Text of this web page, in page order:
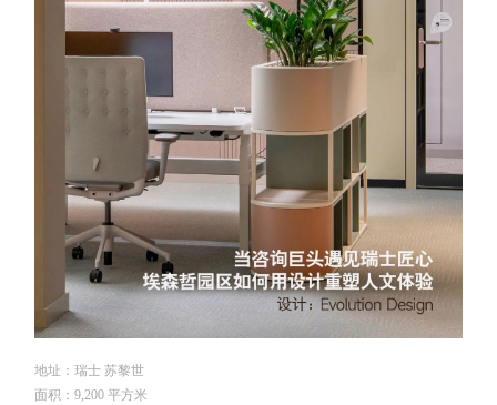
企业会员
联系我们
地址： 瑞士 苏黎世
面积：9,200 平方米